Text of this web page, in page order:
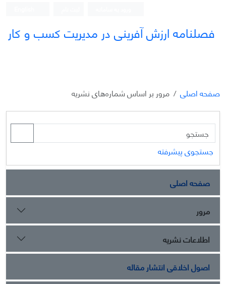
فصلنامه ارزش آفرینی در مدیریت کسب و کار
صفحه اصلی مرور بر اساس شماره‌های نشریه
جستجوی پیشرفته
صفحه اصلی
مرور
اطلاعات نشریه
اصول اخلاقی انتشار مقاله